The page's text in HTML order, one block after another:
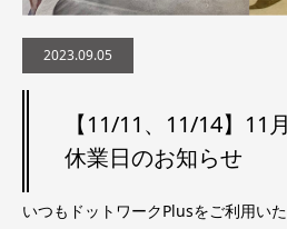
2023.09.05
【11/11、11/14】11
休業日のお知らせ
いつも ドットワークPlusをご利用い